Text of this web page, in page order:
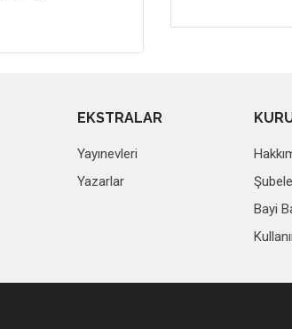
EKSTRALAR
Yayınevleri
Yazarlar
Bayi